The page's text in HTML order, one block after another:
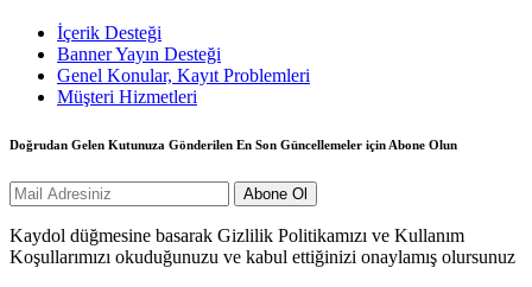
İçerik Desteği
Banner Yayın Desteği
Genel Konular, Kayıt Problemleri
Müşteri Hizmetleri
Doğrudan Gelen Kutunuza Gönderilen En Son Güncellemeler için Abone Olun
Kaydol düğmesine basarak Gizlilik Politikamızı ve Kullanım
Koşullarımızı okuduğunuzu ve kabul ettiğinizi onaylamış olursunuz